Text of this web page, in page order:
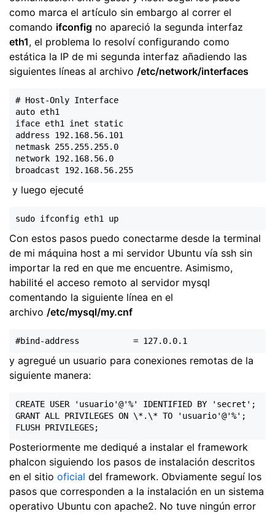
como marca el artículo sin embargo al correr el
comando ifconfig no apareció la segunda interfaz
eth1, el problema lo resolví configurando como
estática la IP de mi segunda interfaz añadiendo las
siguientes líneas al archivo /etc/network/interfaces
# Host-Only Interface
auto eth1
iface eth1 inet static
address 192.168.56.101
netmask 255.255.255.0
network 192.168.56.0
y luego ejecuté
Con estos pasos puedo conectarme desde la terminal
de mi máquina host a mi servidor Ubuntu vía ssh sin
importar la red en que me encuentre. Asimismo,
habilité el acceso remoto al servidor mysql
comentando la siguiente línea en el
archivo /etc/mysql/my.cnf
y agregué un usuario para conexiones remotas de la
siguiente manera:
CREATE USER 'usuario'@'%' IDENTIFIED BY 'secret';
GRANT ALL PRIVILEGES ON \*.\* TO 'usuario'@'%';
Posteriormente me dediqué a instalar el framework
phalcon siguiendo los pasos de instalación descritos
en el sitio oficial del framework. Obviamente seguí los
pasos que corresponden a la instalación en un sistema
operativo Ubuntu con apache2. No tuve ningún error